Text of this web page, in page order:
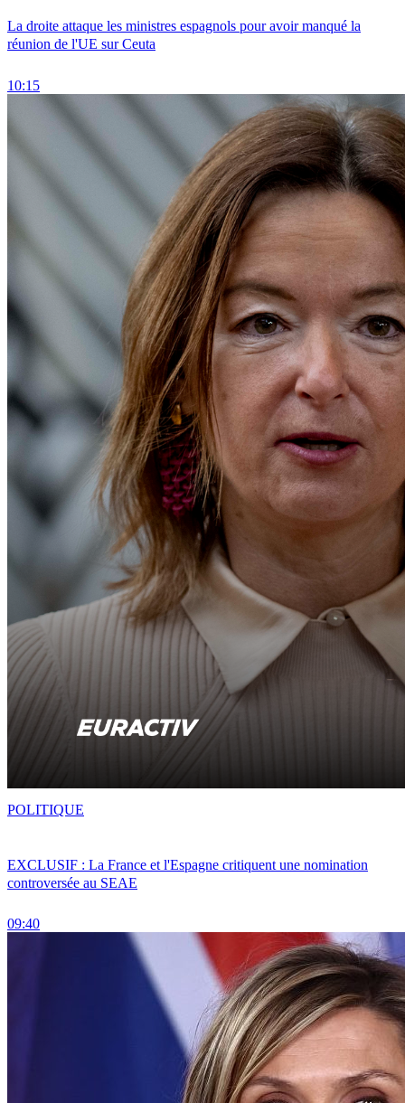
La droite attaque les ministres espagnols pour avoir manqué la
réunion de l'UE sur Ceuta
10:15
EXCLUSIF : La France et l'Espagne critiquent une nomination
controversée au SEAE
09:40
POLITIQUE